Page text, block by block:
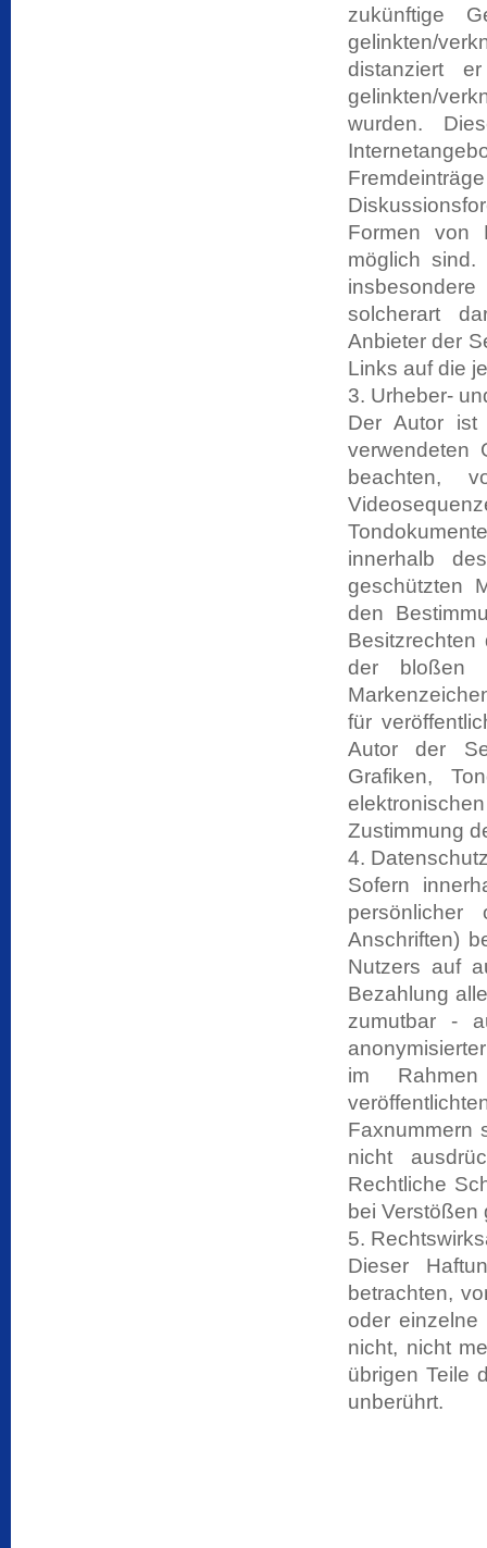
zukünftige
gelinkten/
distanziert
gelinkten/
wurden.
Formen von
möglich sind.
solcherart
Anbieter der
Links auf die
3. Urheber-
Der Autor ist
verwendeten
beachten,
innerhalb
geschützten
den
Besitzrechten
der bloßen
für
Autor der
Grafiken,
Zustimmung
4.
Sofern
persönlicher
Anschriften)
Nutzers auf
Bezahlung
zumutbar -
im
Faxnummern
nicht
Rechtliche
bei
5.
Dieser
betrachten,
oder einzelne
nicht, nicht
übrigen Teile
unberührt.